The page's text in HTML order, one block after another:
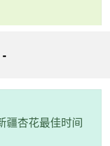
疆杏花最佳时间